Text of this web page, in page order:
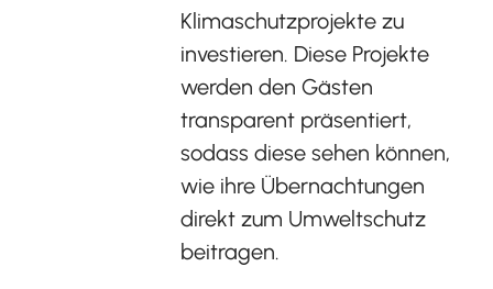
Klimaschutzprojekte zu
investieren. Diese Projekte
werden den Gästen
transparent präsentiert,
sodass diese sehen können,
wie ihre Übernachtungen
direkt zum Umweltschutz
beitragen.